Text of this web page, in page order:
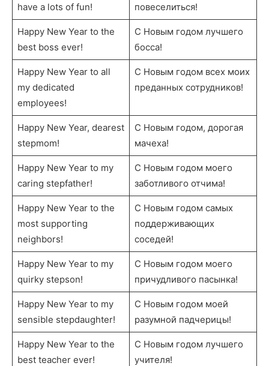
have a lots of fun!
повеселиться!
Happy New Year to the
best boss ever!
С Новым годом лучшего
босса!
Happy New Year to all
my dedicated
employees!
С Новым годом всех моих
преданных сотрудников!
Happy New Year, dearest
stepmom!
С Новым годом, дорогая
мачеха!
Happy New Year to my
caring stepfather!
С Новым годом моего
заботливого отчима!
Happy New Year to the
most supporting
neighbors!
С Новым годом самых
поддерживающих
соседей!
Happy New Year to my
quirky stepson!
С Новым годом моего
причудливого пасынка!
Happy New Year to my
sensible stepdaughter!
С Новым годом моей
разумной падчерицы!
Happy New Year to the
best teacher ever!
С Новым годом лучшего
учителя!